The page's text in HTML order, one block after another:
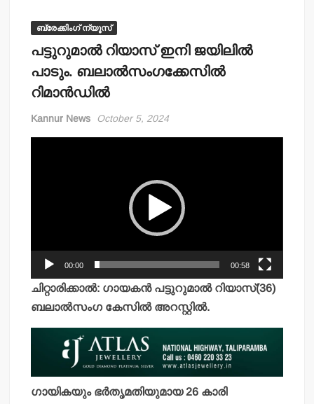
ബ്രേക്കിംഗ് ന്യൂസ്
പട്ടുറുമാല്‍ റിയാസ് ഇനി ജയിലില്‍
പാടും. ബലാല്‍സംഗക്കേസില്‍
റിമാന്‍ഡില്‍
Kannur News October 5, 2024
00:00 00:58
ചിറ്റാരിക്കാല്‍: ഗായകന്‍ പട്ടുറുമാല്‍ റിയാസ്(36)
ബലാല്‍സംഗ കേസില്‍ അറസ്റ്റില്‍.
ഗായികയും ഭര്‍തൃമതിയുമായ 26 കാരി